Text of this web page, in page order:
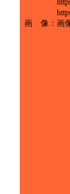
画 像 ： 画